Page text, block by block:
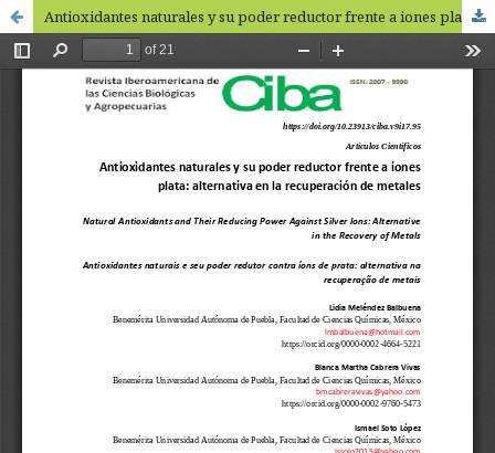
Antioxidantes naturales y su poder reductor frente a iones plata: alternativa en la recuperación de metales